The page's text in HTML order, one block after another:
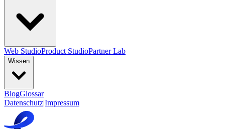
Web StudioProduct StudioPartner Lab
Wissen
BlogGlossar
Datenschutz|Impressum